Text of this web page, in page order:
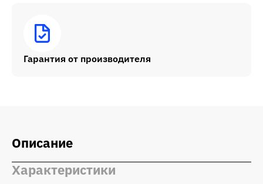
Гарантия от производителя
Описание
Характеристики